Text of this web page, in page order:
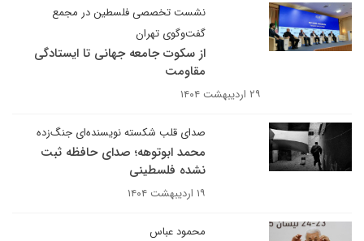
نشست تخصصی فلسطین در مجمع
گفت‌وگوی تهران
از سکوت جامعه جهانی تا ایستادگی
مقاومت
۲۹ اردیبهشت ۱۴۰۴
صدای قلب شکسته نویسنده‌ای جنگ‌زده
محمد ابوتوهه؛ صدای حافظه ثبت
نشده فلسطینی
۱۹ اردیبهشت ۱۴۰۴
محمود عباس